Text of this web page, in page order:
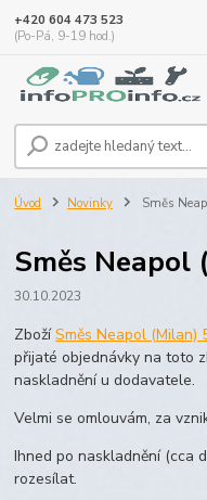
+420 604 473 523
(Po-Pá, 9-19 hod.)
Úvod Novinky Směs
Směs Neapol
30.10.2023
ZbožíSměs Neapol (Milan)
přijaté objednávky na toto
naskladnění u dodavatele.
Velmi se omlouvám, za
Ihned po naskladnění (cca
rozesílat.